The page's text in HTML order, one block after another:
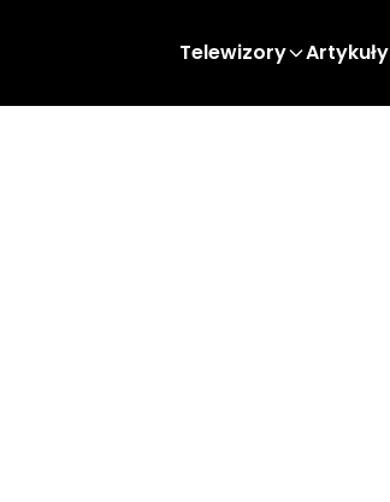
Telewizory Artykuły